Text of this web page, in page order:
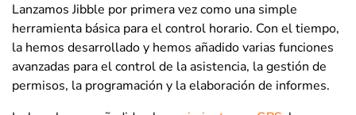
Lanzamos Jibble por primera vez como una simple
herramienta básica para el control horario. Con el tiempo,
la hemos desarrollado y hemos añadido varias funciones
avanzadas para el control de la asistencia, la gestión de
permisos, la programación y la elaboración de informes.